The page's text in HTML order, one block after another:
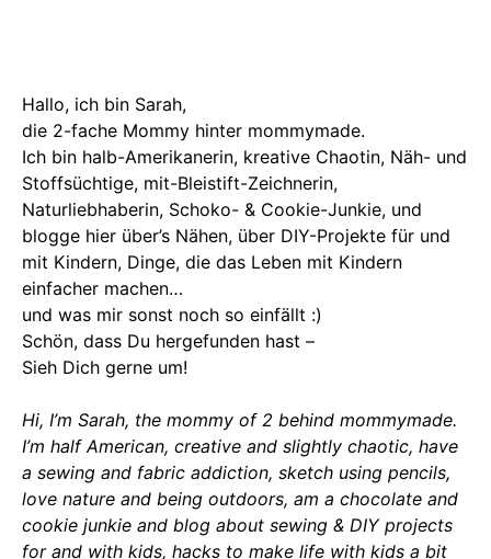
Hallo, ich bin Sarah,
die 2-fache Mommy hinter mommymade.
Ich bin halb-Amerikanerin, kreative Chaotin, Näh- und
Stoffsüchtige, mit-Bleistift-Zeichnerin,
Naturliebhaberin, Schoko- & Cookie-Junkie, und
blogge hier über’s Nähen, über DIY-Projekte für und
mit Kindern, Dinge, die das Leben mit Kindern
einfacher machen…
und was mir sonst noch so einfällt :)
Schön, dass Du hergefunden hast –
Sieh Dich gerne um!
Hi, I’m Sarah, the mommy of 2 behind mommymade.
I’m half American, creative and slightly chaotic, have
a sewing and fabric addiction, sketch using pencils,
love nature and being outdoors, am a chocolate and
cookie junkie and blog about sewing & DIY projects
for and with kids, hacks to make life with kids a bit